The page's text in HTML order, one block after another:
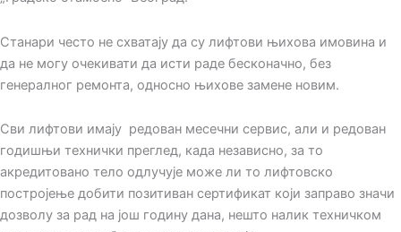
Станари често не схватају да су лифтови њихова имовина и
да не могу очекивати да исти раде бесконачно, без
генералног ремонта, односно њихове замене новим.
Сви лифтови имају редован месечни сервис, али и редован
годишњи технички преглед, када независно, за то
акредитовано тело одлучује може ли то лифтовско
постројење добити позитиван сертификат који заправо значи
дозволу за рад на још годину дана, нешто налик техничком